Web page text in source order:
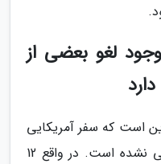
لغو بعضی از
است که سفر آمریکایی
ها به کوبا هنوز بطور مطلق قانونی نشده است. در واقع 12